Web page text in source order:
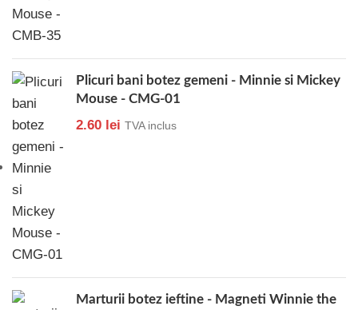
Plicuri bani botez gemeni - Minnie si Mickey
Mouse - CMG-01
2.60 lei TVA inclus
Marturii botez ieftine - Magneti Winnie the